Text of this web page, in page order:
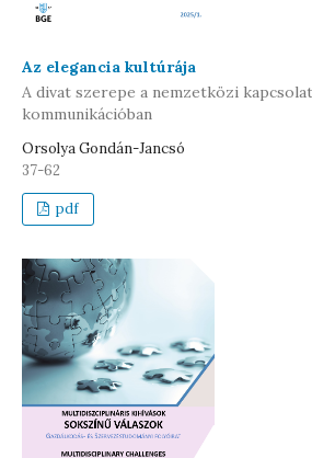
Az elegancia kultúrája
A divat szerepe a nemzetközi
kommunikációban
Orsolya Gondán-Jancsó
37-62
pdf